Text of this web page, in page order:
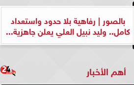
بالصور | رفاهية بلا حدود واستعداد
كامل.. وليد نبيل العلي يعلن جاهزية...
أهم الأخبار